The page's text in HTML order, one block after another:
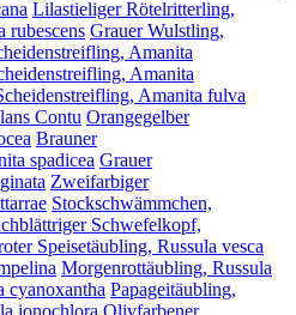
Lilastieliger Rötelritterling,
rubescens Grauer Wulstling,
Amanita
Amanita
Amanita fulva
Contu Orangegelber
Brauner
spadicea Grauer
Zweifarbiger
Stockschwämmchen,
Schwefelkopf,
Speisetäubling, Russula vesca
Morgenrottäubling, Russula
cyanoxantha Papageitäubling,